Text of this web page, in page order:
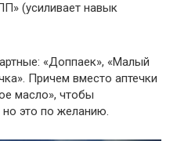
(усиливает навык
«Доппаек», «Малый
Причем вместо аптечки
масло», чтобы
это по желанию.